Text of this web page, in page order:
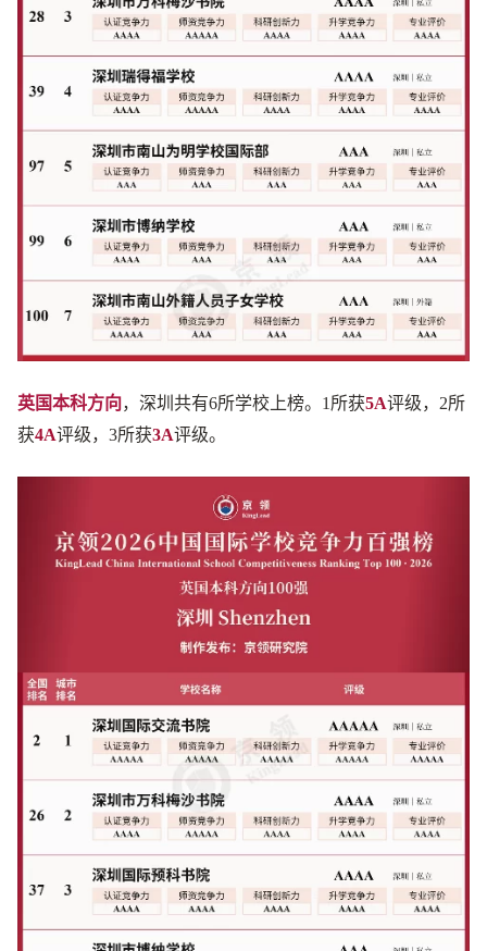
英国本科方向，深圳共有6所学校上榜。1所获5A评级，2所
获4A评级，3所获3A评级。